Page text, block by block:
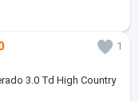
1
3.0 Td High Country